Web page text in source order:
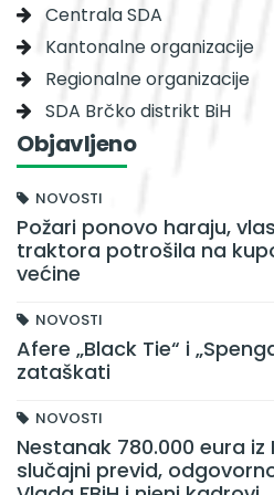
Centrala SDA
Kantonalne organizacije
Regionalne organizacije
SDA Brčko distrikt BiH
Objavljeno
NOVOSTI
Požari ponovo haraju,
traktora potrošila na
većine
NOVOSTI
Afere „Black Tie“ i
zataškati
NOVOSTI
Nestanak 780.000 eura
slučajni previd,